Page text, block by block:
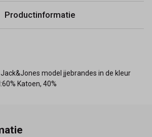
Productinformatie
model jjebrandes in de kleur
Katoen, 40%